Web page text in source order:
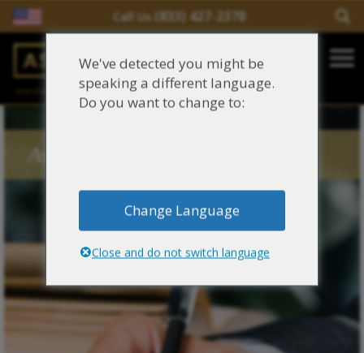
Call Us (833) 427-2378
Salir del contenido
Main Navigation
Justinian C. Lane, Esq. – PLLC
Reclamaciones de asbesto/mesotelioma
Fuentes de exposición al asbesto
Síntomas y tratamiento del asbesto
Centro de aprendizaje de asbesto
Blog de Asbestos
Asbestos Blog Tags
We've detected you might be
speaking a different language.
Do you want to change to:
Change Language
Close and do not switch language